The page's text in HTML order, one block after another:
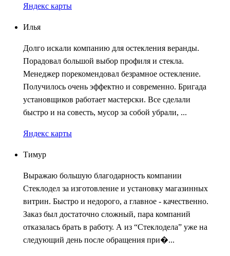
Яндекс карты
Илья
Долго искали компанию для остекления веранды.
Порадовал большой выбор профиля и стекла.
Менеджер порекомендовал безрамное остекление.
Получилось очень эффектно и современно. Бригада
установщиков работает мастерски. Все сделали
быстро и на совесть, мусор за собой убрали, ...
Яндекс карты
Тимур
Выражаю большую благодарность компании
Стеклодел за изготовление и установку магазинных
витрин. Быстро и недорого, а главное - качественно.
Заказ был достаточно сложный, пара компаний
отказалась брать в работу. А из “Стеклодела” уже на
следующий день после обращения при�...